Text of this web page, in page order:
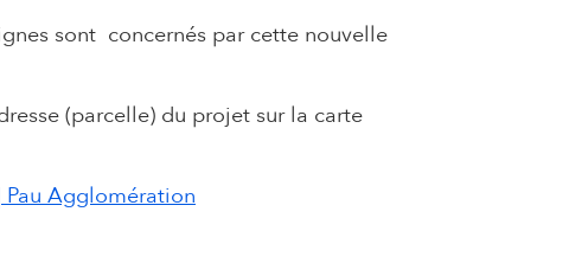
sont concernés par cette nouvelle
(parcelle) du projet sur la carte
Pau Agglomération